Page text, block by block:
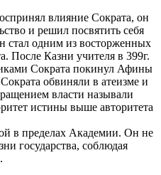
влияние Сократа, он
и решил посвятить себя
стал одним из восторженных
После Казни учителя в 399г.
Сократа покинул Афины
обвиняли в атеизме и
власти называли
истины выше авторитета
в пределах Академии. Он не
государства, соблюдая